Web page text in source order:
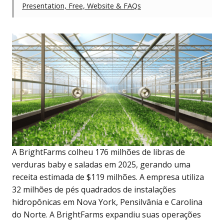
Presentation, Free, Website & FAQs
A BrightFarms colheu 176 milhões de libras de
verduras baby e saladas em 2025, gerando uma
receita estimada de $119 milhões. A empresa utiliza
32 milhões de pés quadrados de instalações
hidropônicas em Nova York, Pensilvânia e Carolina
do Norte. A BrightFarms expandiu suas operações